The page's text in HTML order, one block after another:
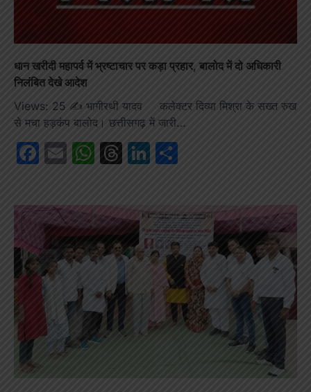
धान खरीदी महापर्व में भ्रष्टाचार पर कड़ा प्रहार, बालोद में दो अधिकारी
निलंबित देखे आदेश
Views: 25 ✍️ भागीरथी यादव कलेक्टर दिव्या मिश्रा के सख्त रुख
से मचा हड़कंप बालोद। छत्तीसगढ़ में जारी…
Facebook
EmailWhatsApp
Threads
LinkedIn